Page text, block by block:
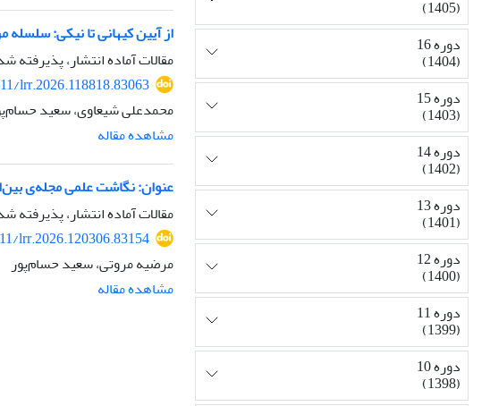
از آیین کیهانی تا نیکی: سلسله
مقالات آماده انتشار، پذیرفته
lrr.2026.118818.83063
محمدعلی شیعاوی، سعید
مشاهده مقاله
عنوان: نگاشت علمی مجله‌ی
مقالات آماده انتشار، پذیرفته
lrr.2026.120306.83154
مرضیه مروتی، سعید حسام‌پور
مشاهده مقاله
(1405)
دوره 16
(1404)
دوره 15
(1403)
دوره 14
(1402)
دوره 13
(1401)
دوره 12
(1400)
دوره 11
(1399)
دوره 10
(1398)